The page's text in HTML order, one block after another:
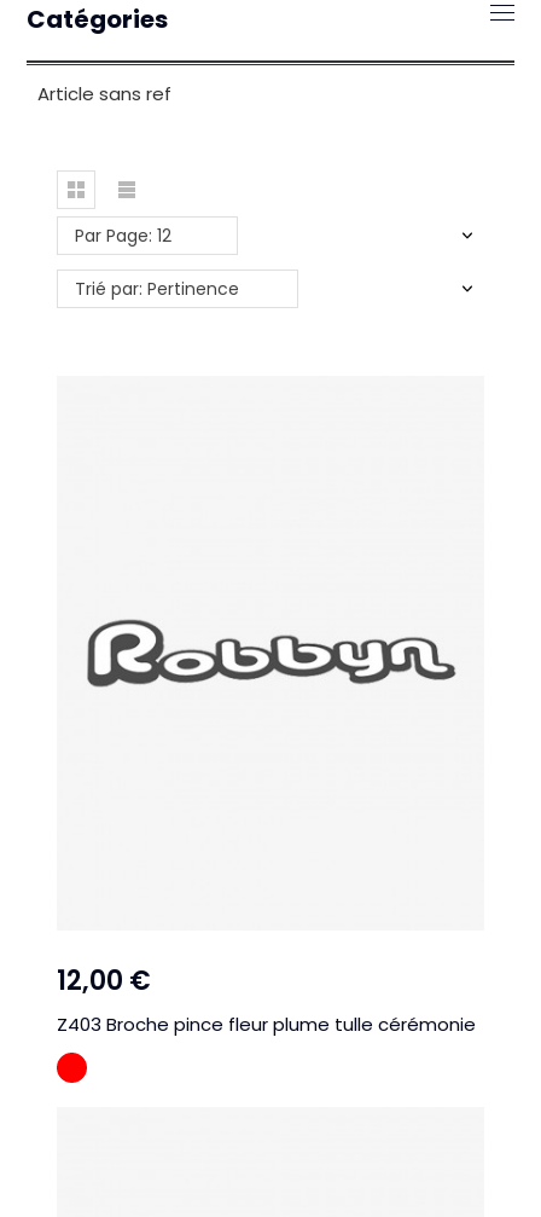
Catégories
Article sans ref
Par Page: 12
Trié par: Pertinence
12,00 €
Z403 Broche pince fleur plume tulle cérémonie
ROUGE